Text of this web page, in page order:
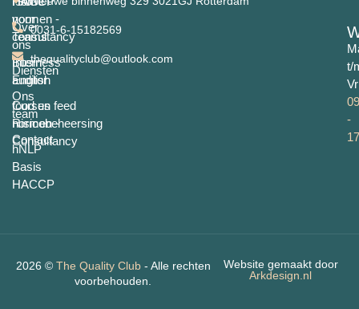
Over
ons
Diensten
Ons
team
Contact
normen -
consultancy
Business
English
food en feed
normen -
Consultancy
Basis
HACCP
voor
Teams
Intern
auditor
Cursus
Risicobeheersing
hNLP
0031-6-15182569
thequalityclub@outlook.com
t/
-
2026 © The Quality Club - Alle rechten
voorbehouden.
Website gemaakt door
Arkdesign.nl